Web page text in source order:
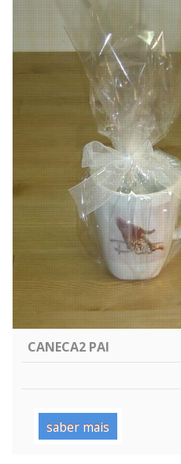
CANECA2 PAI
saber mais